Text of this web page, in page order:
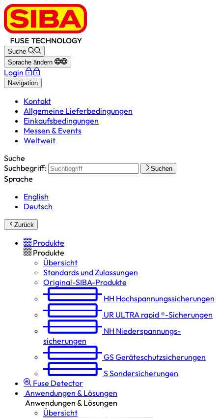
Suche
Sprache ändern
Login
Navigation
Kontakt
Allgemeine Lieferbedingungen
Einkaufsbedingungen
Messen & Events
Weltweit
Suche
Suchbegriff:
Suchen
Sprache
English
Deutsch
Zurück
Produkte
Produkte
Übersicht
Standards und Zulassungen
Original-SIBA-Produkte
HH Hochspannungs­sicherungen
UR ULTRA rapid ®-Sicherungen
NH Niederspannungs­
sicherungen
GSGeräteschutz­sicherungen
SSondersicherungen
Fuse Detector
Anwendungen & Lösungen
Anwendungen & Lösungen
Übersicht